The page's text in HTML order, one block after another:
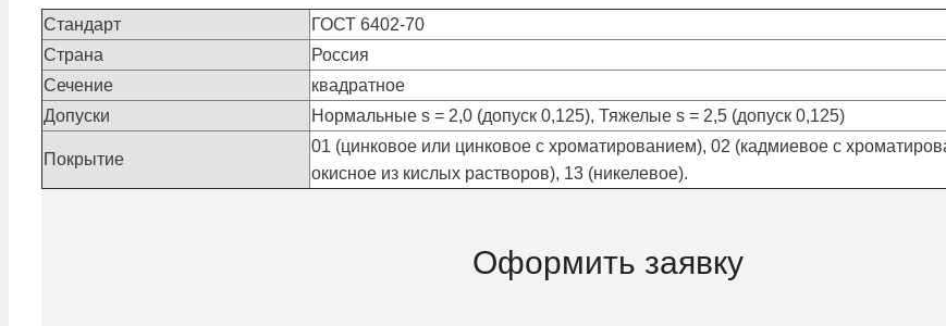
Стандарт
ГОСТ 6402-70
Страна
Россия
Сечение
квадратное
Допуски
Нормальные s = 2,0 (допуск 0,125), Тяжелые s = 2,5 (допуск 0,125)
Покрытие
01 (цинковое или цинковое с хроматированием), 02 (кадмиевое с
окисное из кислых растворов), 13 (никелевое).
Оформить заявку